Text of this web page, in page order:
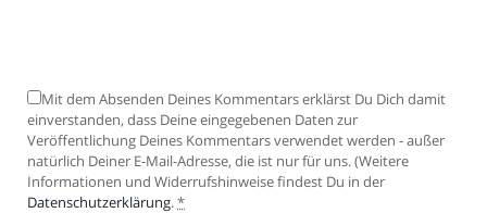
Mit dem Absenden Deines Kommentars erklärst Du Dich damit
einverstanden, dass Deine eingegebenen Daten zur
Veröffentlichung Deines Kommentars verwendet werden - außer
natürlich Deiner E-Mail-Adresse, die ist nur für uns. (Weitere
Informationen und Widerrufshinweise findest Du in der
Datenschutzerklärung.*